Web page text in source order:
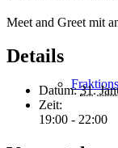
Meet and Greet mit
Details
Datum: 31.
Zeit:
19:00 - 22:00